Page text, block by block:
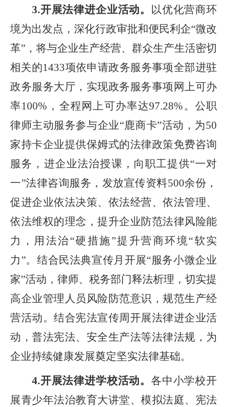
3.开展法律进企业活动。
以优化营商环
境为出发点，深化行政审批和便民利企“微改
革”， 将与企业生产经营、群众生产生活密切
相关的1433项依申请政务服务事项全部进驻
政务服务大厅， 实现政务服务事项网上可办
率100% ，全程网上可办率达97.28% 。 公职
律师主动服务参与企业“鹿商卡”活动，为50
家持卡企业提供保姆式的法律政策免费咨询
服务，进企业法治授课，向职工提供“一对
一”法律咨询服务，发放宣传资料500余份，
促进企业依法决策、依法经营、依法管理、
依法维权的理念，提升企业防范法律风险能
力，用法治“硬措施”提升营商环境“软实
力”。结合民法典宣传月开展“服务小微企业
家”活动，律师、税务部门释法析理，切实提
高企业管理人员风险防范意识，规范生产经
营活动。结合宪法宣传周开展法律进企业活
动，普法宪法、安全生产法等法律法规，为
企业持续健康发展奠定坚实法律基础。
4.开展法律进学校活动。 各中小学校开
展青少年法治教育大讲堂、模拟法庭、宪法